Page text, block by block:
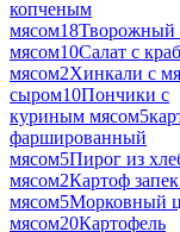
копченым
мясом18Творожный
мясом10Салат с
мясом2Хинкали с
сыром10Пончики с
куриным мясом5
фаршированный
мясом5Пирог из
мясом2Картоф
мясом5Морковный
мясом20Картофель